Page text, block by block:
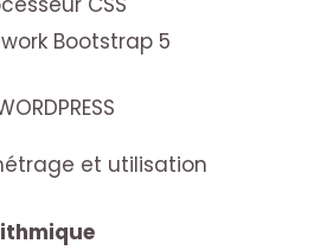
Bootstrap 5
et utilisation